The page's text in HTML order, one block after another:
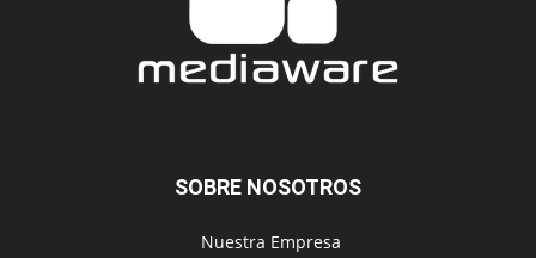
SOBRE NOSOTROS
‎ Nuestra Empresa